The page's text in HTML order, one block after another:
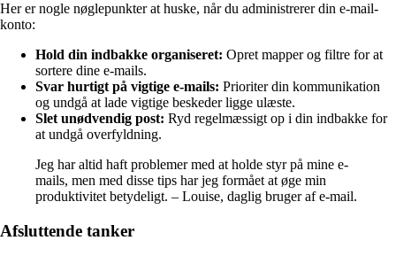
Her er nogle nøglepunkter at huske, når du administrerer din e-mail-
konto:
Hold din indbakke organiseret: Opret mapper og filtre for at
sortere dine e-mails.
Svar hurtigt på vigtige e-mails: Prioriter din kommunikation
og undgå at lade vigtige beskeder ligge ulæste.
Slet unødvendig post: Ryd regelmæssigt op i din indbakke for
at undgå overfyldning.
Jeg har altid haft problemer med at holde styr på mine e-
mails, men med disse tips har jeg formået at øge min
produktivitet betydeligt. – Louise, daglig bruger af e-mail.
Afsluttende tanker